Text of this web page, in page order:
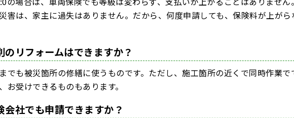
害は、家主に過失はありません。だから、何度申請しても、保険料が上がら
リフォームはできますか？
でも被災箇所の修繕に使うものです。ただし、施工箇所の近くで同時作業で
お受けできるものもあります。
会社でも申請できますか？